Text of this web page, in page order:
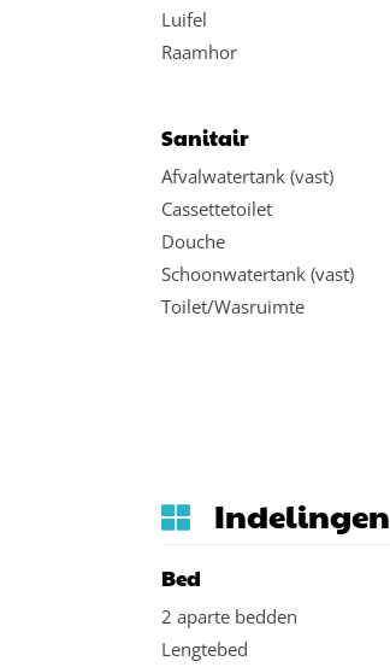
Luifel
Raamhor
Sanitair
Afvalwatertank (vast)
Cassettetoilet
Douche
Schoonwatertank (vast)
Toilet/Wasruimte
Indelingen
Bed
2 aparte bedden
Lengtebed